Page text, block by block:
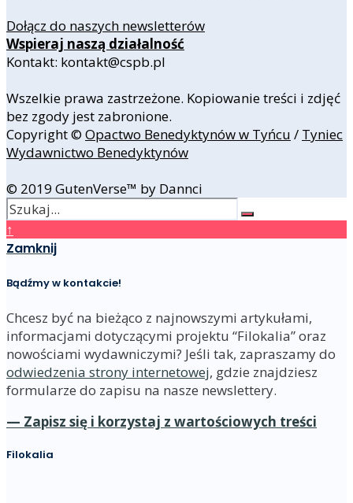
Dołącz do naszych newsletterów
Wspieraj naszą działalność
Kontakt: kontakt@cspb.pl
Wszelkie prawa zastrzeżone. Kopiowanie treści i zdjęć
bez zgody jest zabronione.
Copyright © Opactwo Benedyktynów w Tyńcu / Tyniec
Wydawnictwo Benedyktynów
© 2019 GutenVerse™ by Dannci
↑
Zamknij
Bądźmy w kontakcie!
Chcesz być na bieżąco z najnowszymi artykułami,
informacjami dotyczącymi projektu “Filokalia” oraz
nowościami wydawniczymi? Jeśli tak, zapraszamy do
odwiedzenia strony internetowej, gdzie znajdziesz
formularze do zapisu na nasze newslettery.
— Zapisz się i korzystaj z wartościowych treści
Filokalia